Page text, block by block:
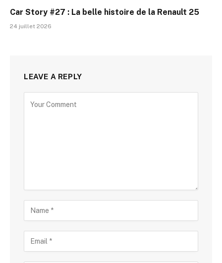
Car Story #27 : La belle histoire de la Renault 25
24 juillet 2026
LEAVE A REPLY